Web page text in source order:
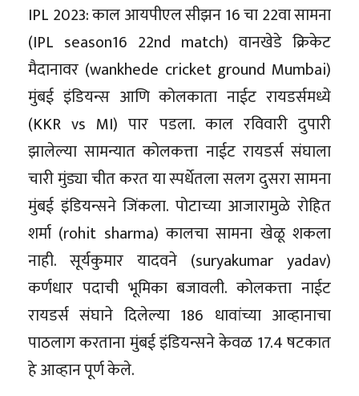
IPL 2023: काल आयपीएल सीझन 16 चा 22वा सामना
(IPL season16 22nd match) वानखेडे क्रिकेट
मैदानावर (wankhede cricket ground Mumbai)
मुंबई इंडियन्स आणि कोलकाता नाईट रायडर्समध्ये
(KKR vs MI) पार पडला. काल रविवारी दुपारी
झालेल्या सामन्यात कोलकत्ता नाईट रायडर्स संघाला
चारी मुंड्या चीत करत या स्पर्धेतला सलग दुसरा सामना
मुंबई इंडियन्सने जिंकला. पोटाच्या आजारामुळे रोहित
शर्मा (rohit sharma) कालचा सामना खेळू शकला
नाही. सूर्यकुमार यादवने (suryakumar yadav)
कर्णधार पदाची भूमिका बजावली. कोलकत्ता नाईट
रायडर्स संघाने दिलेल्या 186 धावांच्या आव्हानाचा
पाठलाग करताना मुंबई इंडियन्सने केवळ 17.4 षटकात
हे आव्हान पूर्ण केले.